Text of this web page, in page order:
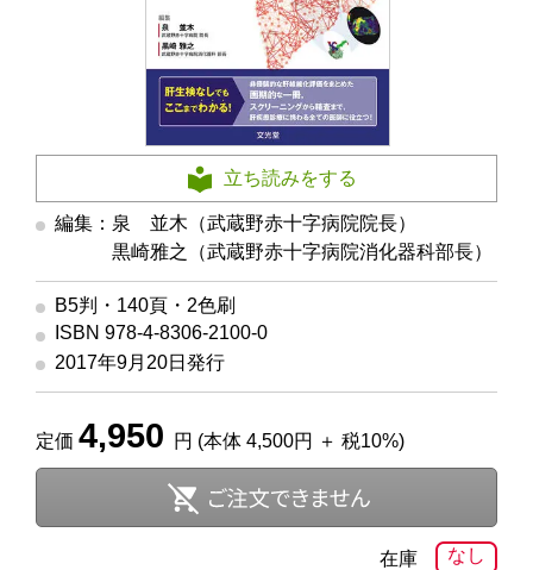
立ち読みをする
編集：泉 並木（武蔵野赤十字病院院長）
黒崎雅之（武蔵野赤十字病院消化器科部長）
B5判・140頁・2色刷
ISBN 978-4-8306-2100-0
2017年9月20日発行
定価 4,950 円 (本体 4,500円 ＋ 税10%)
なし
在庫